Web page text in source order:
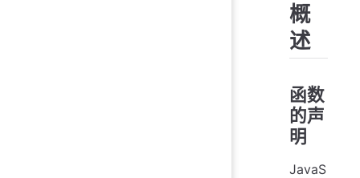
概
述
函数
的声
明
JavaS